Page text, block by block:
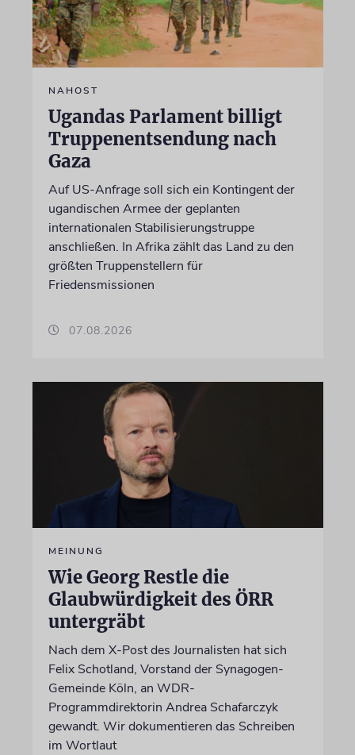
NAHOST
Ugandas Parlament billigt
Truppenentsendung nach
Gaza
Auf US-Anfrage soll sich ein Kontingent der
ugandischen Armee der geplanten
internationalen Stabilisierungstruppe
anschließen. In Afrika zählt das Land zu den
größten Truppenstellern für
Friedensmissionen
07.08.2026
MEINUNG
Wie Georg Restle die
Glaubwürdigkeit des ÖRR
untergräbt
Nach dem X-Post des Journalisten hat sich
Felix Schotland, Vorstand der Synagogen-
Gemeinde Köln, an WDR-
Programmdirektorin Andrea Schafarczyk
gewandt. Wir dokumentieren das Schreiben
im Wortlaut